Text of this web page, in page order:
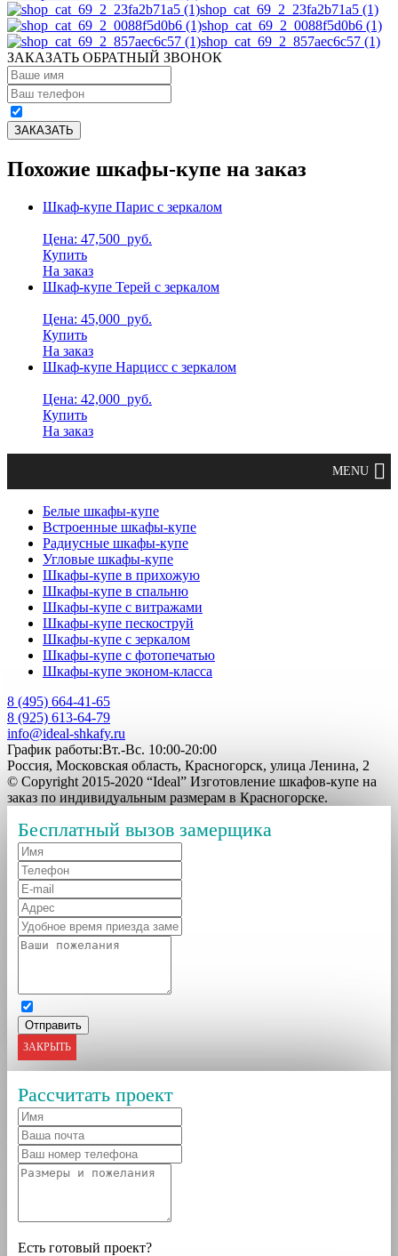
shop_cat_69_2_23fa2b71a5 (1)
shop_cat_69_2_0088f5d0b6 (1)
shop_cat_69_2_857aec6c57 (1)
ЗАКАЗАТЬ ОБРАТНЫЙ ЗВОНОК
Похожие шкафы-купе на заказ
Шкаф-купе Парис с зеркалом
Цена: 47,500 руб.
Купить
На заказ
Шкаф-купе Терей с зеркалом
Цена: 45,000 руб.
Купить
На заказ
Шкаф-купе Нарцисс с зеркалом
Цена: 42,000 руб.
Купить
На заказ
Белые шкафы-купе
Встроенные шкафы-купе
Радиусные шкафы-купе
Угловые шкафы-купе
Шкафы-купе в прихожую
Шкафы-купе в спальню
Шкафы-купе с витражами
Шкафы-купе пескоструй
Шкафы-купе с зеркалом
Шкафы-купе с фотопечатью
Шкафы-купе эконом-класса
8 (495) 664-41-65
8 (925) 613-64-79
info@ideal-shkafy.ru
График работы:Вт.-Вс. 10:00-20:00
Россия, Московская область, Красногорск, улица Ленина, 2
© Copyright 2015-2020 “Ideal” Изготовление шкафов-купе на
заказ по индивидуальным размерам в Красногорске.
Бесплатный вызов замерщика
ЗАКРЫТЬ
Рассчитать проект
Есть готовый проект?